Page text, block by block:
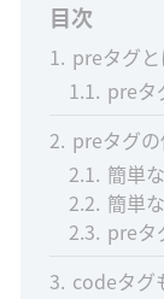
目次
1 preタグ
1.1 preタ
2 preタグ
2.1 簡単
2.2 簡単
2.3 preタ
3 codeタグ